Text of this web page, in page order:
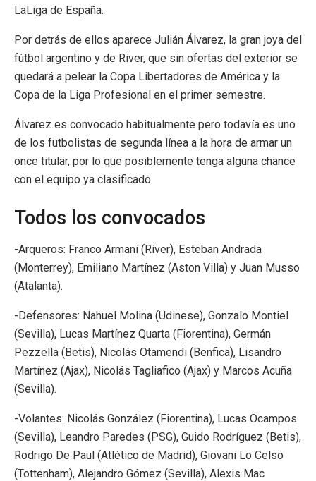
LaLiga de España.
Por detrás de ellos aparece Julián Álvarez, la gran joya del
fútbol argentino y de River, que sin ofertas del exterior se
quedará a pelear la Copa Libertadores de América y la
Copa de la Liga Profesional en el primer semestre.
Álvarez es convocado habitualmente pero todavía es uno
de los futbolistas de segunda línea a la hora de armar un
once titular, por lo que posiblemente tenga alguna chance
con el equipo ya clasificado.
Todos los convocados
-Arqueros: Franco Armani (River), Esteban Andrada
(Monterrey), Emiliano Martínez (Aston Villa) y Juan Musso
(Atalanta).
-Defensores: Nahuel Molina (Udinese), Gonzalo Montiel
(Sevilla), Lucas Martínez Quarta (Fiorentina), Germán
Pezzella (Betis), Nicolás Otamendi (Benfica), Lisandro
Martínez (Ajax), Nicolás Tagliafico (Ajax) y Marcos Acuña
(Sevilla).
-Volantes: Nicolás González (Fiorentina), Lucas Ocampos
(Sevilla), Leandro Paredes (PSG), Guido Rodríguez (Betis),
Rodrigo De Paul (Atlético de Madrid), Giovani Lo Celso
(Tottenham), Alejandro Gómez (Sevilla), Alexis Mac